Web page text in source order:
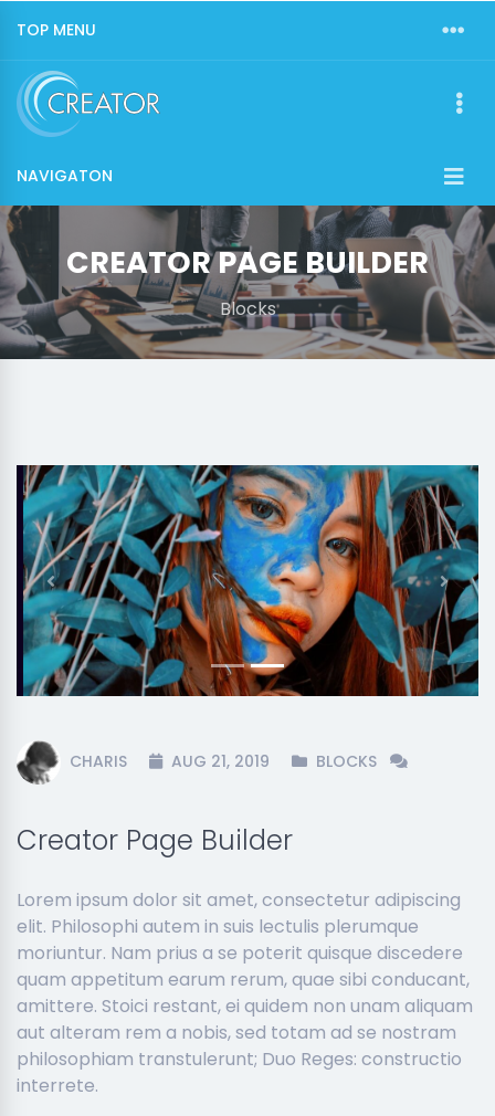
TOP MENU
NAVIGATON
CREATOR PAGE BUILDER
Blocks
Previous Next
CHARIS AUG 21, 2019 BLOCKS
Creator Page Builder
Lorem ipsum dolor sit amet, consectetur adipiscing
elit. Philosophi autem in suis lectulis plerumque
moriuntur. Nam prius a se poterit quisque discedere
quam appetitum earum rerum, quae sibi conducant,
amittere. Stoici restant, ei quidem non unam aliquam
aut alteram rem a nobis, sed totam ad se nostram
philosophiam transtulerunt; Duo Reges: constructio
interrete.